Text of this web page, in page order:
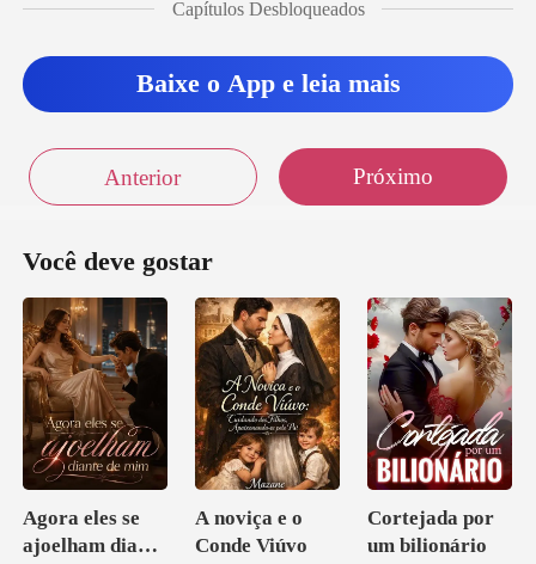
Capítulos Desbloqueados
Baixe o App e leia mais
Anterior Próximo
Você deve gostar
Agora eles se
ajoelham diante
A noviça e o
Conde Viúvo
Cortejada por
um bilionário